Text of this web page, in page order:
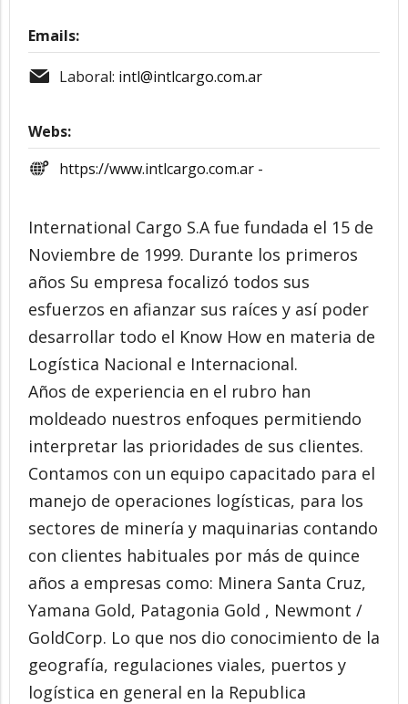
Emails:
Laboral: intl@intlcargo.com.ar
Webs:
https://www.intlcargo.com.ar -
International Cargo S.A fue fundada el 15 de
Noviembre de 1999. Durante los primeros
años Su empresa focalizó todos sus
esfuerzos en afianzar sus raíces y así poder
desarrollar todo el Know How en materia de
Logística Nacional e Internacional.
Años de experiencia en el rubro han
moldeado nuestros enfoques permitiendo
interpretar las prioridades de sus clientes.
Contamos con un equipo capacitado para el
manejo de operaciones logísticas, para los
sectores de minería y maquinarias contando
con clientes habituales por más de quince
años a empresas como: Minera Santa Cruz,
Yamana Gold, Patagonia Gold , Newmont /
GoldCorp. Lo que nos dio conocimiento de la
geografía, regulaciones viales, puertos y
logística en general en la Republica